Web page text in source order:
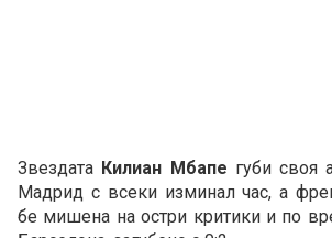
Звездата Килиан Мбапе губи своя
Мадрид с всеки изминал час, а
бе мишена на остри критики и по